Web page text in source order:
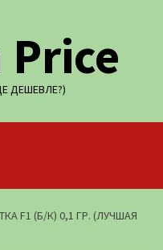
Price
ДЕШЕВЛЕ?)
F1 (Б/К) 0,1 ГР. (ЛУЧШАЯ